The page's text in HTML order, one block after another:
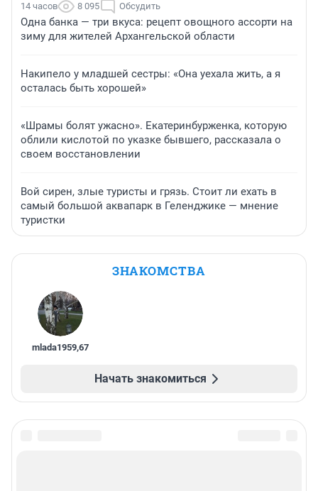
14 часов 8 095 Обсудить
Одна банка — три вкуса: рецепт овощного ассорти на
зиму для жителей Архангельской области
Накипело у младшей сестры: «Она уехала жить, а я
осталась быть хорошей»
«Шрамы болят ужасно». Екатеринбурженка, которую
облили кислотой по указке бывшего, рассказала о
своем восстановлении
Вой сирен, злые туристы и грязь. Стоит ли ехать в
самый большой аквапарк в Геленджике — мнение
туристки
ЗНАКОМСТВА
mlada1959,67
Начать знакомиться